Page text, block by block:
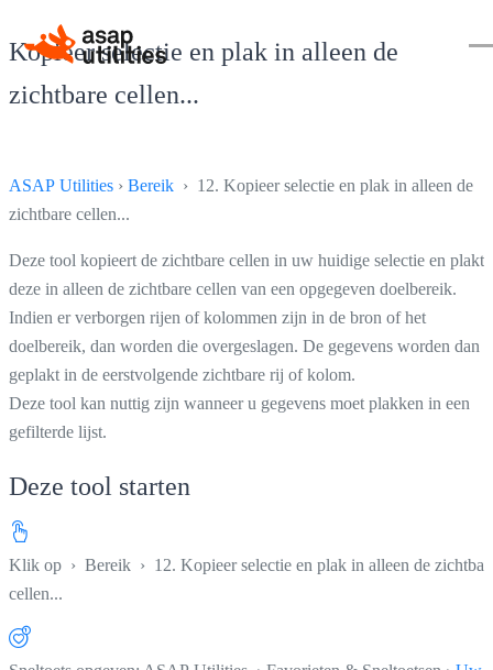
Kopieer selectie en plak in alleen de
zichtbare cellen...
ASAP Utilities › Bereik › 12. Kopieer selectie en plak in alleen de
zichtbare cellen...
Deze tool kopieert de zichtbare cellen in uw huidige selectie en plakt
deze in alleen de zichtbare cellen van een opgegeven doelbereik.
Indien er verborgen rijen of kolommen zijn in de bron of het
doelbereik, dan worden die overgeslagen. De gegevens worden dan
geplakt in de eerstvolgende zichtbare rij of kolom.
Deze tool kan nuttig zijn wanneer u gegevens moet plakken in een
gefilterde lijst.
Deze tool starten
Klik op › Bereik › 12. Kopieer selectie en plak in alleen de
cellen...